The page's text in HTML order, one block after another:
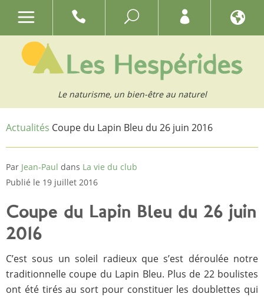
Le naturisme, un bien-être au naturel
Actualités Coupe du Lapin Bleu du 26 juin 2016
Par Jean-Paul dans La vie du club
Publié le 19 juillet 2016
Coupe du Lapin Bleu du 26 juin
2016
C’est sous un soleil radieux que s’est déroulée notre
traditionnelle coupe du Lapin Bleu. Plus de 22 boulistes
ont été tirés au sort pour constituer les doublettes qui